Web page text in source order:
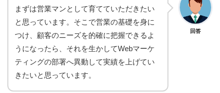
回答
まずは営業マンとして育てていただきたい
と思っています。そこで営業の基礎を身に
つけ、顧客のニーズを的確に把握できるよ
うになったら、それを生かしてWebマーケ
ティングの部署へ異動して実績を上げてい
きたいと思っています。